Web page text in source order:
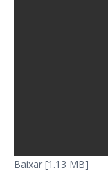
Baixar [1.13 MB]